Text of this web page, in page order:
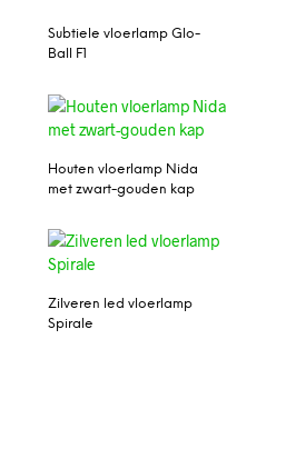
Subtiele vloerlamp Glo-
Ball F1
Houten vloerlamp Nida
met zwart-gouden kap
Zilveren led vloerlamp
Spirale